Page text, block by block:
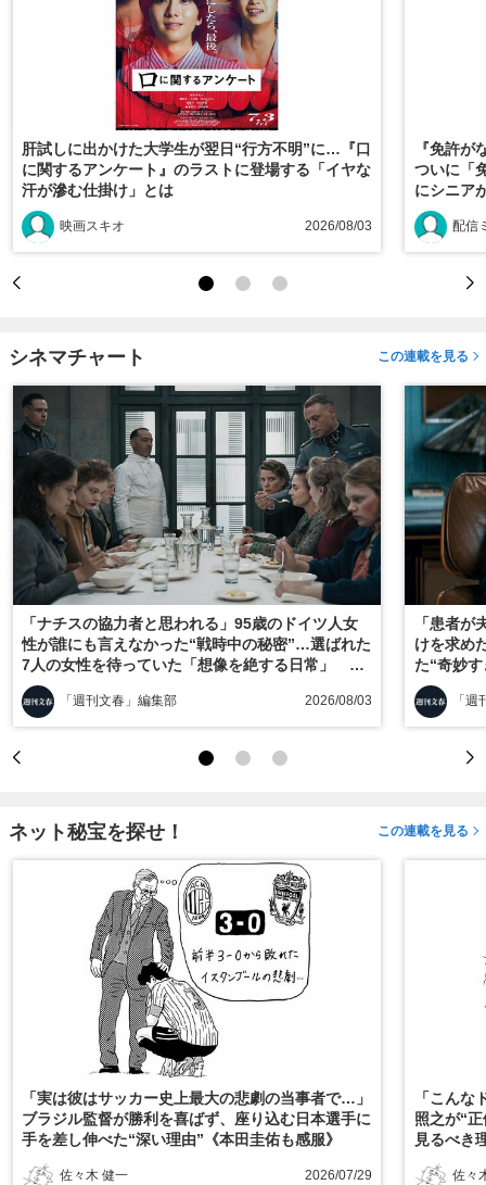
肝試しに出かけた大学生が翌日“行方不明”に…『口
に関するアンケート』のラストに登場する「イヤな
汗が滲む仕掛け」とは
映画スキオ 2026/08/03
『免許が
ついに「
にシニア
配信
シネマチャート この連載を見る
「ナチスの協力者と思われる」95歳のドイツ人女
性が誰にも言えなかった“戦時中の秘密”…選ばれた
7人の女性を待っていた「想像を絶する日常」
『ヒトラーの毒見役』を採点！
「週刊文春」編集部 2026/08/03
「患者が
けを求め
た“奇妙
ス』を採
「
ネット秘宝を探せ！ この連載を見る
「実は彼はサッカー史上最大の悲劇の当事者で…」
ブラジル監督が勝利を喜ばず、座り込む日本選手に
手を差し伸べた“深い理由”《本田圭佑も感服》
佐々木 健一 2026/07/29
「こんな
照之が“
見るべき
佐々